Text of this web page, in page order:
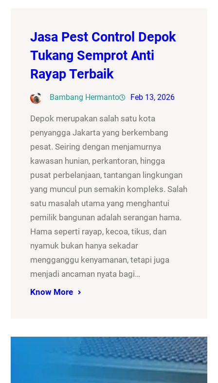
Jasa Pest Control Depok
Tukang Semprot Anti
Rayap Terbaik
Bambang Hermanto Feb 13, 2026
Depok merupakan salah satu kota
penyangga Jakarta yang berkembang
pesat. Seiring dengan menjamurnya
kawasan hunian, perkantoran, hingga
pusat perbelanjaan, tantangan lingkungan
yang muncul pun semakin kompleks. Salah
satu masalah utama yang menghantui
pemilik bangunan adalah serangan hama.
Hama seperti rayap, kecoa, tikus, dan
nyamuk bukan hanya sekadar
mengganggu kenyamanan, tetapi juga
menjadi ancaman nyata bagi…
Know More